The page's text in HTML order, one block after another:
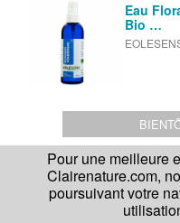
Eau
Bio …
Eau
Pour une meilleure
Clairenature.com,
poursuivant votre